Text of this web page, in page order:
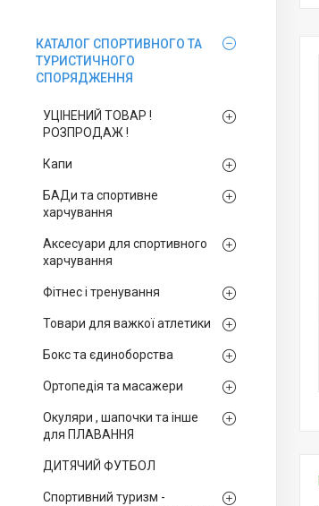
КАТАЛОГ СПОРТИВНОГО ТА
ТУРИСТИЧНОГО
СПОРЯДЖЕННЯ
УЦІНЕНИЙ ТОВАР !
РОЗПРОДАЖ !
Капи
БАДи та спортивне
харчування
Аксесуари для спортивного
харчування
Фітнес і тренування
Товари для важкої атлетики
Бокс та єдиноборства
Ортопедія та масажери
Окуляри , шапочки та інше
для ПЛАВАННЯ
ДИТЯЧИЙ ФУТБОЛ
Спортивний туризм -